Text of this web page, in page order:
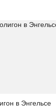
в Энгельсе